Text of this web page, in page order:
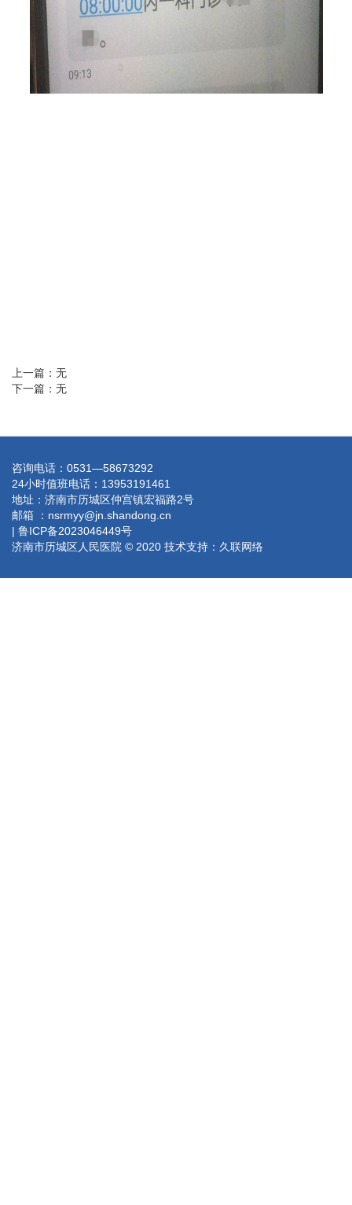
上一篇：无
下一篇：无
咨询电话：0531—58673292
24小时值班电话：13953191461
地址：济南市历城区仲宫镇宏福路2号
邮箱 ：nsrmyy@jn.shandong.cn
| 鲁ICP备2023046449号
济南市历城区人民医院 © 2020 技术支持： 久联网络